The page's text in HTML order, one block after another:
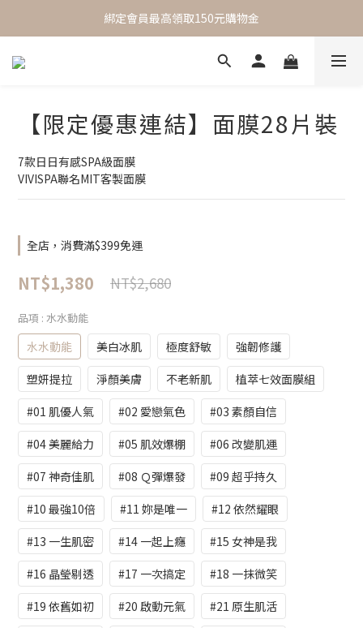
One Day One Masking  極簡保養｜極致呵護
綁定會員最高領取150元購物金
One Day One Masking  極簡保養｜極致呵護
【限定優惠連結】面膜28片裝
7款日日有感SPA級面膜
VIVISPA聯名MIT客製面膜
全店，消費滿$399免運
NT$1,380 NT$2,680
品項 : 水水動能
水水動能 美白冰肌 極度舒敏
強韌修護
塑妍提拉
淨顏美膚 不老新肌
植萃七效面膜組
#01 肌優人氣
#02 愛戀氣色
#03 素顏自信
#04 美麗給力
#05 肌效爆棚
#06 改變肌運
#07 神奇佳肌
#08 Ｑ彈爆發
#09 超乎持久
#10 最強10倍
#11 妳是唯一
#12 依然耀眼
#13 一生肌密
#14 一起上癮
#15 女神是我
#16 晶瑩剔透
#17 一次搞定
#18 一抹微笑
#19 依舊如初
#20 啟動元氣
#21 原生肌活